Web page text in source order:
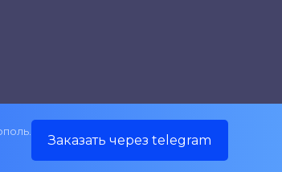
Заказать через telegram